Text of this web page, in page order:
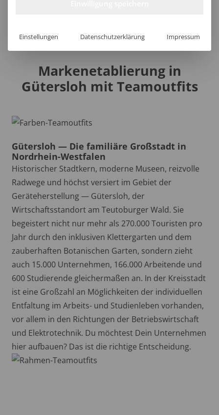
Markenetablierung in
Gütersloh mit Teamoutfits
Gütersloh — Die familiäre Großstadt in
Nordrhein-Westfalen
Historischer Stadtkern, moderne Museen, reizvolle
Radwege und höchst versiert im Gebiet der
Geräteherstellung — Gütersloh, der
Wirtschaftsstandort am Teutoburger Wald. Sie
begeistert nicht nur mehr als 270.000 Touristen pro
Jahr durch den inklusiven Klettergarten und dem
zauberhaften Botanischen Garten, sondern zieht
auch 15.000 Unternehmen, 166.000 Arbeitende und
600 Studierende gleichermaßen an. In der Kreisstadt
ist eine Großzahl an Möglichkeiten der individuellen
Entfaltung im Arbeits- und Studienleben vorhanden,
vor allem in den Richtungen der Betriebswirtschaft
und Elektrotechnik. Du möchtest Dein Unternehmen
hier aufbauen? Das ist die richtige Entscheidung.
Einstellungen Datenschutzerklärung Impressum